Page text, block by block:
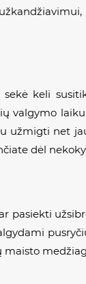
keli
valgymo
net
dėl
pasiekti
maisto